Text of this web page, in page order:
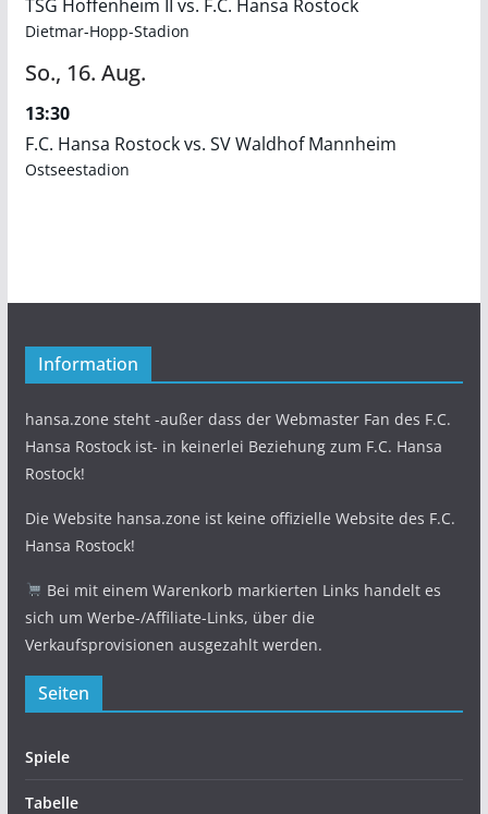
TSG Hoffenheim II vs. F.C. Hansa Rostock
Dietmar-Hopp-Stadion
So., 16. Aug.
13:30
F.C. Hansa Rostock vs. SV Waldhof Mannheim
Ostseestadion
Information
hansa.zone steht -außer dass der Webmaster Fan des F.C.
Hansa Rostock ist- in keinerlei Beziehung zum F.C. Hansa
Rostock!
Die Website hansa.zone ist keine offizielle Website des F.C.
Hansa Rostock!
Bei mit einem Warenkorb markierten Links handelt es
sich um Werbe-/Affiliate-Links, über die
Verkaufsprovisionen ausgezahlt werden.
Seiten
Spiele
Tabelle